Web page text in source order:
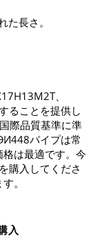
長さ。
、
ることを提供し
際品質基準に準
パイプは常
は最適です。今
入してくださ
。
入